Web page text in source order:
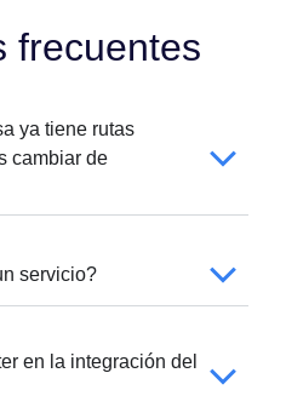
frecuentes
ya tiene rutas
cambiar de
servicio?
en la integración del